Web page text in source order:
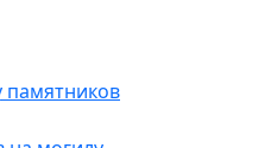
памятников